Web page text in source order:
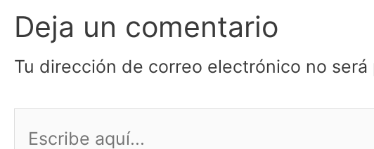
Deja un comentario
Tu dirección de correo electrónico no será